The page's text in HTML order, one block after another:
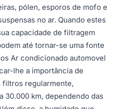
pólen, esporos de mofo e
no ar. Quando estes
capacidade de filtragem
até tornar-se uma fonte
Ar condicionado automovel
lhe a importância de
regularmente,
30.000 km, dependendo das